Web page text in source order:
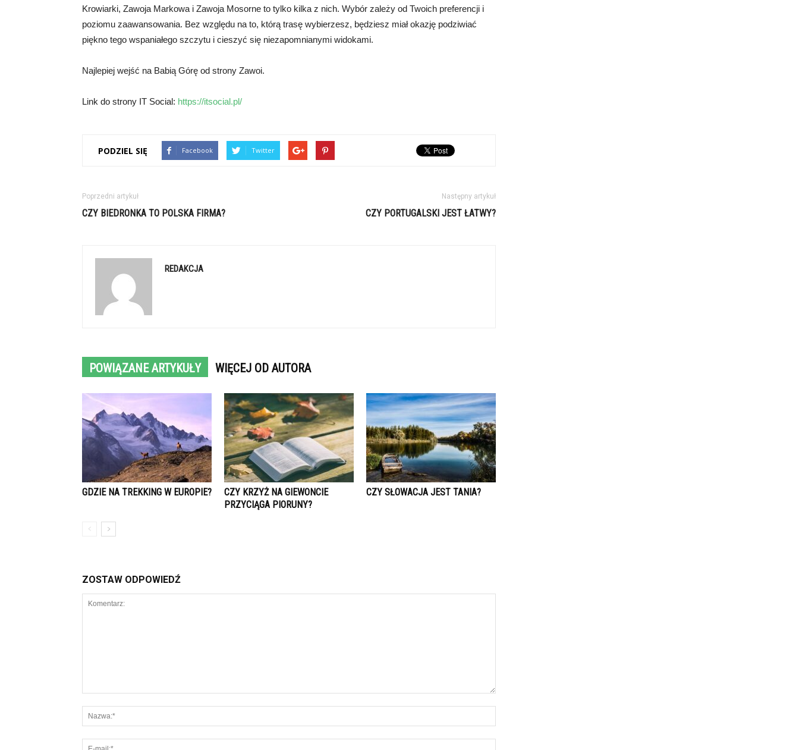
Krowiarki, Zawoja Markowa i Zawoja Mosorne to tylko kilka z nich. Wybór zależy od Twoich preferencji i
poziomu zaawansowania. Bez względu na to, którą trasę wybierzesz, będziesz miał okazję podziwiać
piękno tego wspaniałego szczytu i cieszyć się niezapomnianymi widokami.
Najlepiej wejść na Babią Górę od strony Zawoi.
Link do strony IT Social: https://itsocial.pl/
PODZIEL SIĘ Facebook Twitter
Poprzedni artykuł
CZY BIEDRONKA TO POLSKA FIRMA?
Następny artykuł
CZY PORTUGALSKI JEST ŁATWY?
REDAKCJA
POWIĄZANE ARTYKUŁY WIĘCEJ OD AUTORA
GDZIE NA TREKKING W EUROPIE?
CZY KRZYŻ NA GIEWONCIE
PRZYCIĄGA PIORUNY?
CZY SŁOWACJA JEST TANIA?
ZOSTAW ODPOWIEDŹ